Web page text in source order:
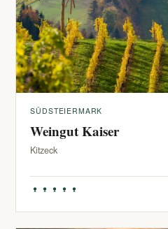
SÜDSTEIERMARK
Weingut Kaiser
Kitzeck